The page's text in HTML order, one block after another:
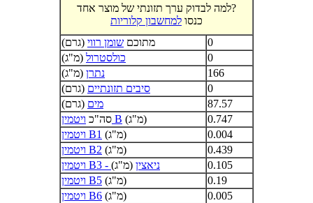
למה לבדוק ערך תזונתי של מוצר אחד?
כנסו למחשבון קלוריות
מתוכם שומן רווי (גרם)
0
כולסטרול (מ"ג)
0
נתרן (מ"ג)
166
סיבים תזונתיים (גרם)
0
מים (גרם)
87.57
סה"כ ויטמין B (מ"ג)
0.747
ויטמין B1
(מ"ג)
0.004
ויטמין B2
(מ"ג)
0.439
ויטמין B3 - ניאצין (מ"ג)
0.105
ויטמין B5
(מ"ג)
0.19
ויטמין B6
(מ"ג)
0.005